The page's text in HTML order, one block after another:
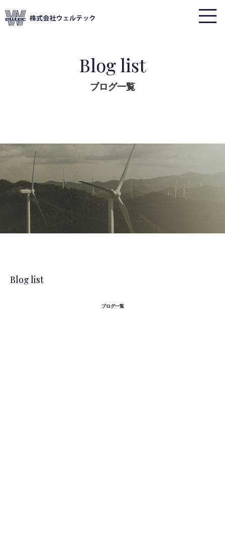
Blog list
ブログ一覧
Blog list
ブログ一覧